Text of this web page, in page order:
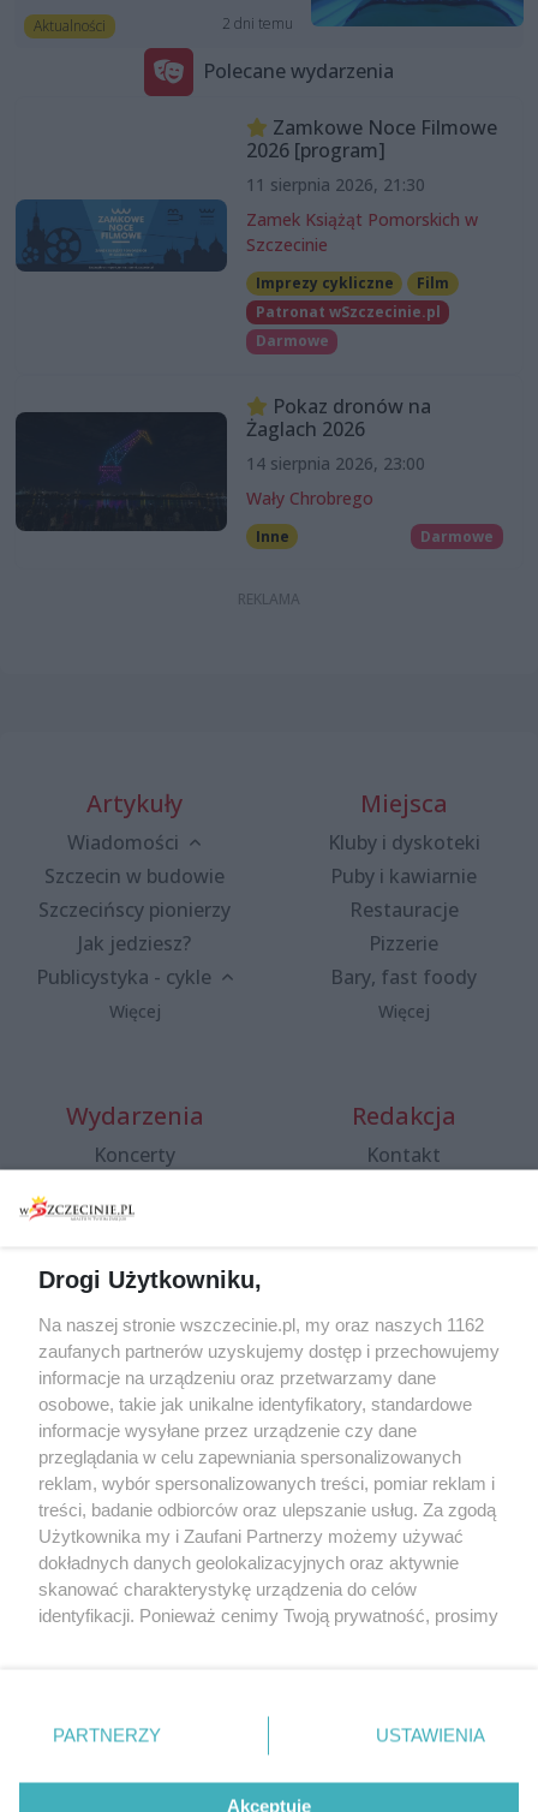
Aktualności 2 dni temu
Polecane wydarzenia
Zamkowe Noce Filmowe
2026 [program]
11 sierpnia 2026, 21:30
Zamek Książąt Pomorskich w
Szczecinie
Imprezy cykliczne
Film
Patronat wSzczecinie.pl
Darmowe
Pokaz dronów na
Żaglach 2026
14 sierpnia 2026, 23:00
Wały Chrobrego
Inne Darmowe
Artykuły
Wiadomości
Szczecin w budowie
Szczecińscy pionierzy
Jak jedziesz?
Publicystyka - cykle
Więcej
Miejsca
Kluby i dyskoteki
Puby i kawiarnie
Restauracje
Pizzerie
Bary, fast foody
Więcej
Wydarzenia
Koncerty
Spacery i oprowadzania
targi
Wernisaże
Więcej
Redakcja
Kontakt
Specjalny koncert z okazji
20. urodzin portalu
wSzczecinie.pl
Regulamin konkursów
śniadaniówka "Hej
Szczecin! Jest piątek!"
Partnerzy
Praca Szczecin
© 2026 wSzczecinie.pl
Drogi Użytkowniku,
Na naszej stronie wszczecinie.pl, my oraz naszych 1162
zaufanych partnerów uzyskujemy dostęp i przechowujemy
informacje na urządzeniu oraz przetwarzamy dane
osobowe, takie jak unikalne identyfikatory, standardowe
informacje wysyłane przez urządzenie czy dane
przeglądania w celu zapewniania spersonalizowanych
reklam, wybór spersonalizowanych treści, pomiar reklam i
treści, badanie odbiorców oraz ulepszanie usług. Za zgodą
Użytkownika my i Zaufani Partnerzy możemy używać
dokładnych danych geolokalizacyjnych oraz aktywnie
skanować charakterystykę urządzenia do celów
identyfikacji. Ponieważ cenimy Twoją prywatność, prosimy
prywatności znajdujący się w lewym dolnym rogu strony
. Niektóre rodzaje przetwarzania danych nie wymagają
takiemu przetwarzaniu. Preferencje będą miały
PARTNERZY USTAWIENIA
Akceptuję